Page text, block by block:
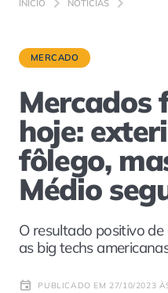
INÍCIO NOTÍCIAS
MERCADO
Mercados
hoje:
fôlego,
Médio
O resultado positivo
as big techs
PUBLICADO EM 27/10/2023